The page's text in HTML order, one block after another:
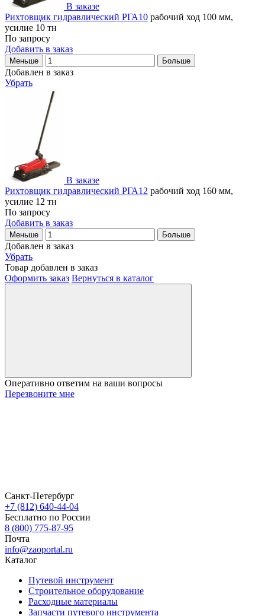
В заказе
Рихтовщик гидравлический РГА10 рабочий ход 100 мм,
усилие 10 тн
По запросу
Добавить в заказ
Меньше Больше
Добавлен в заказ
Убрать
В заказе
Рихтовщик гидравлический РГА12 рабочий ход 160 мм,
усилие 12 тн
По запросу
Добавить в заказ
Меньше Больше
Добавлен в заказ
Убрать
Товар добавлен в заказ
Оформить заказ Вернуться в каталог
Оперативно ответим на ваши вопросы
Перезвоните мне
Санкт-Петербург
+7 (812) 640-44-04
Бесплатно по России
8 (800) 775-87-95
Почта
info@zaoportal.ru
Каталог
Путевой инструмент
Строительное оборудование
Расходные материалы
Запчасти путевого инструмента